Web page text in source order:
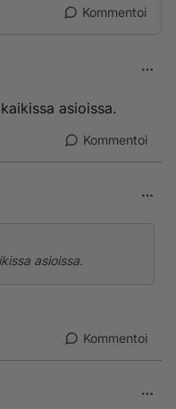
Kommentoi
asioissa.
Kommentoi
asioissa.
Kommentoi